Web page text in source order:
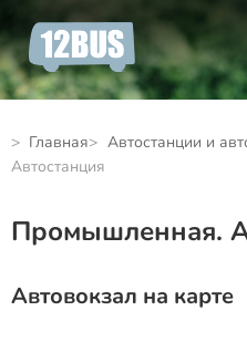
Главная Автостанции и
Автостанция
Промышленная.
Автовокзал на карте